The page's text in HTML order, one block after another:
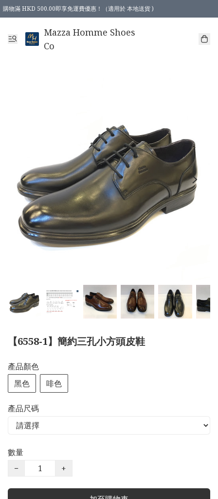
購物滿 HKD 500.00即享免運費優惠！（適用於 本地送貨 )
Mazza Homme Shoes
Co
【6558-1】簡約三孔小方頭皮鞋
產品顏色
黑色
啡色
產品尺碼
數量
−
+